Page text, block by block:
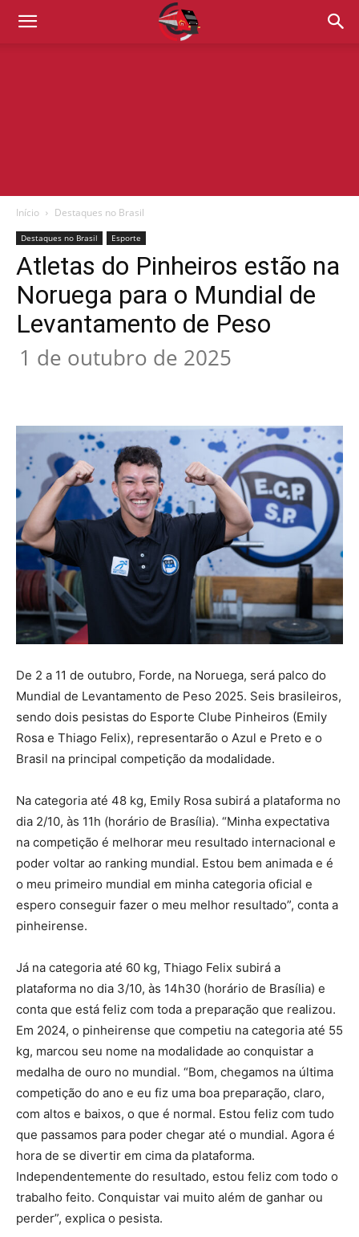
Início Destaques no Brasil
Destaques no Brasil Esporte
Atletas do Pinheiros estão na
Noruega para o Mundial de
Levantamento de Peso
1 de outubro de 2025
De 2 a 11 de outubro, Forde, na Noruega, será palco do
Mundial de Levantamento de Peso 2025. Seis brasileiros,
sendo dois pesistas do Esporte Clube Pinheiros (Emily
Rosa e Thiago Felix), representarão o Azul e Preto e o
Brasil na principal competição da modalidade.
Na categoria até 48 kg, Emily Rosa subirá a plataforma no
dia 2/10, às 11h (horário de Brasília). “Minha expectativa
na competição é melhorar meu resultado internacional e
poder voltar ao ranking mundial. Estou bem animada e é
o meu primeiro mundial em minha categoria oficial e
espero conseguir fazer o meu melhor resultado”, conta a
pinheirense.
Já na categoria até 60 kg, Thiago Felix subirá a
plataforma no dia 3/10, às 14h30 (horário de Brasília) e
conta que está feliz com toda a preparação que realizou.
Em 2024, o pinheirense que competiu na categoria até 55
kg, marcou seu nome na modalidade ao conquistar a
medalha de ouro no mundial. “Bom, chegamos na última
competição do ano e eu fiz uma boa preparação, claro,
com altos e baixos, o que é normal. Estou feliz com tudo
que passamos para poder chegar até o mundial. Agora é
hora de se divertir em cima da plataforma.
Independentemente do resultado, estou feliz com todo o
trabalho feito. Conquistar vai muito além de ganhar ou
perder”, explica o pesista.